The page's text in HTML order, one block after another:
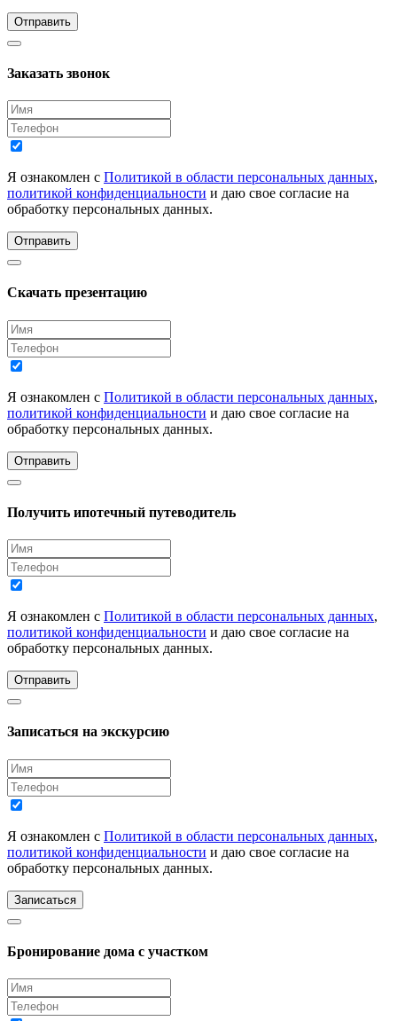
Отправить
Заказать звонок
Я ознакомлен с Политикой в области персональных данных,
политикой конфиденциальности и даю свое согласие на
обработку персональных данных.
Отправить
Скачать презентацию
Я ознакомлен с Политикой в области персональных данных,
политикой конфиденциальности и даю свое согласие на
обработку персональных данных.
Отправить
Получить ипотечный путеводитель
Я ознакомлен с Политикой в области персональных данных,
политикой конфиденциальности и даю свое согласие на
обработку персональных данных.
Отправить
Записаться на экскурсию
Я ознакомлен с Политикой в области персональных данных,
политикой конфиденциальности и даю свое согласие на
обработку персональных данных.
Записаться
Бронирование дома с участком